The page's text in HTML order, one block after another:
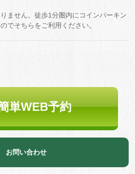
ません。徒歩1分圏内にコインパーキン
でそちらをご利用ください。
単WEB予約
お問い合わせ